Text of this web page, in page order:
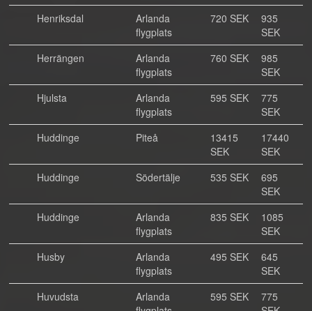
Henriksdal
Arlanda
flygplats
720 SEK
935
SEK
Herrängen
Arlanda
flygplats
760 SEK
985
SEK
Hjulsta
Arlanda
flygplats
595 SEK
775
SEK
Huddinge
Piteå
13415
SEK
17440
SEK
Huddinge
Södertälje 535 SEK
695
SEK
Huddinge
Arlanda
flygplats
835 SEK
1085
SEK
Husby
Arlanda
flygplats
495 SEK
645
SEK
Huvudsta
Arlanda
595 SEK
775